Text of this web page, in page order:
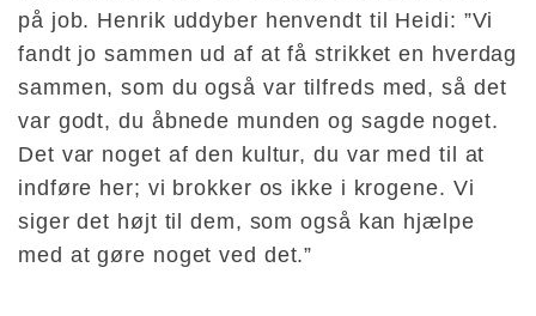
på job. Henrik uddyber henvendt til Heidi: ”Vi
fandt jo sammen ud af at få strikket en hverdag
sammen, som du også var tilfreds med, så det
var godt, du åbnede munden og sagde noget.
Det var noget af den kultur, du var med til at
indføre her; vi brokker os ikke i krogene. Vi
siger det højt til dem, som også kan hjælpe
med at gøre noget ved det.”